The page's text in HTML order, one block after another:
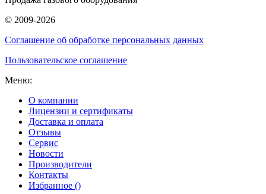
© 2009-2026
Соглашение об обработке персональных данных
Пользовательское соглашение
Меню:
О компании
Лицензии и сертификаты
Доставка и оплата
Отзывы
Сервис
Новости
Производители
Контакты
Избранное ()